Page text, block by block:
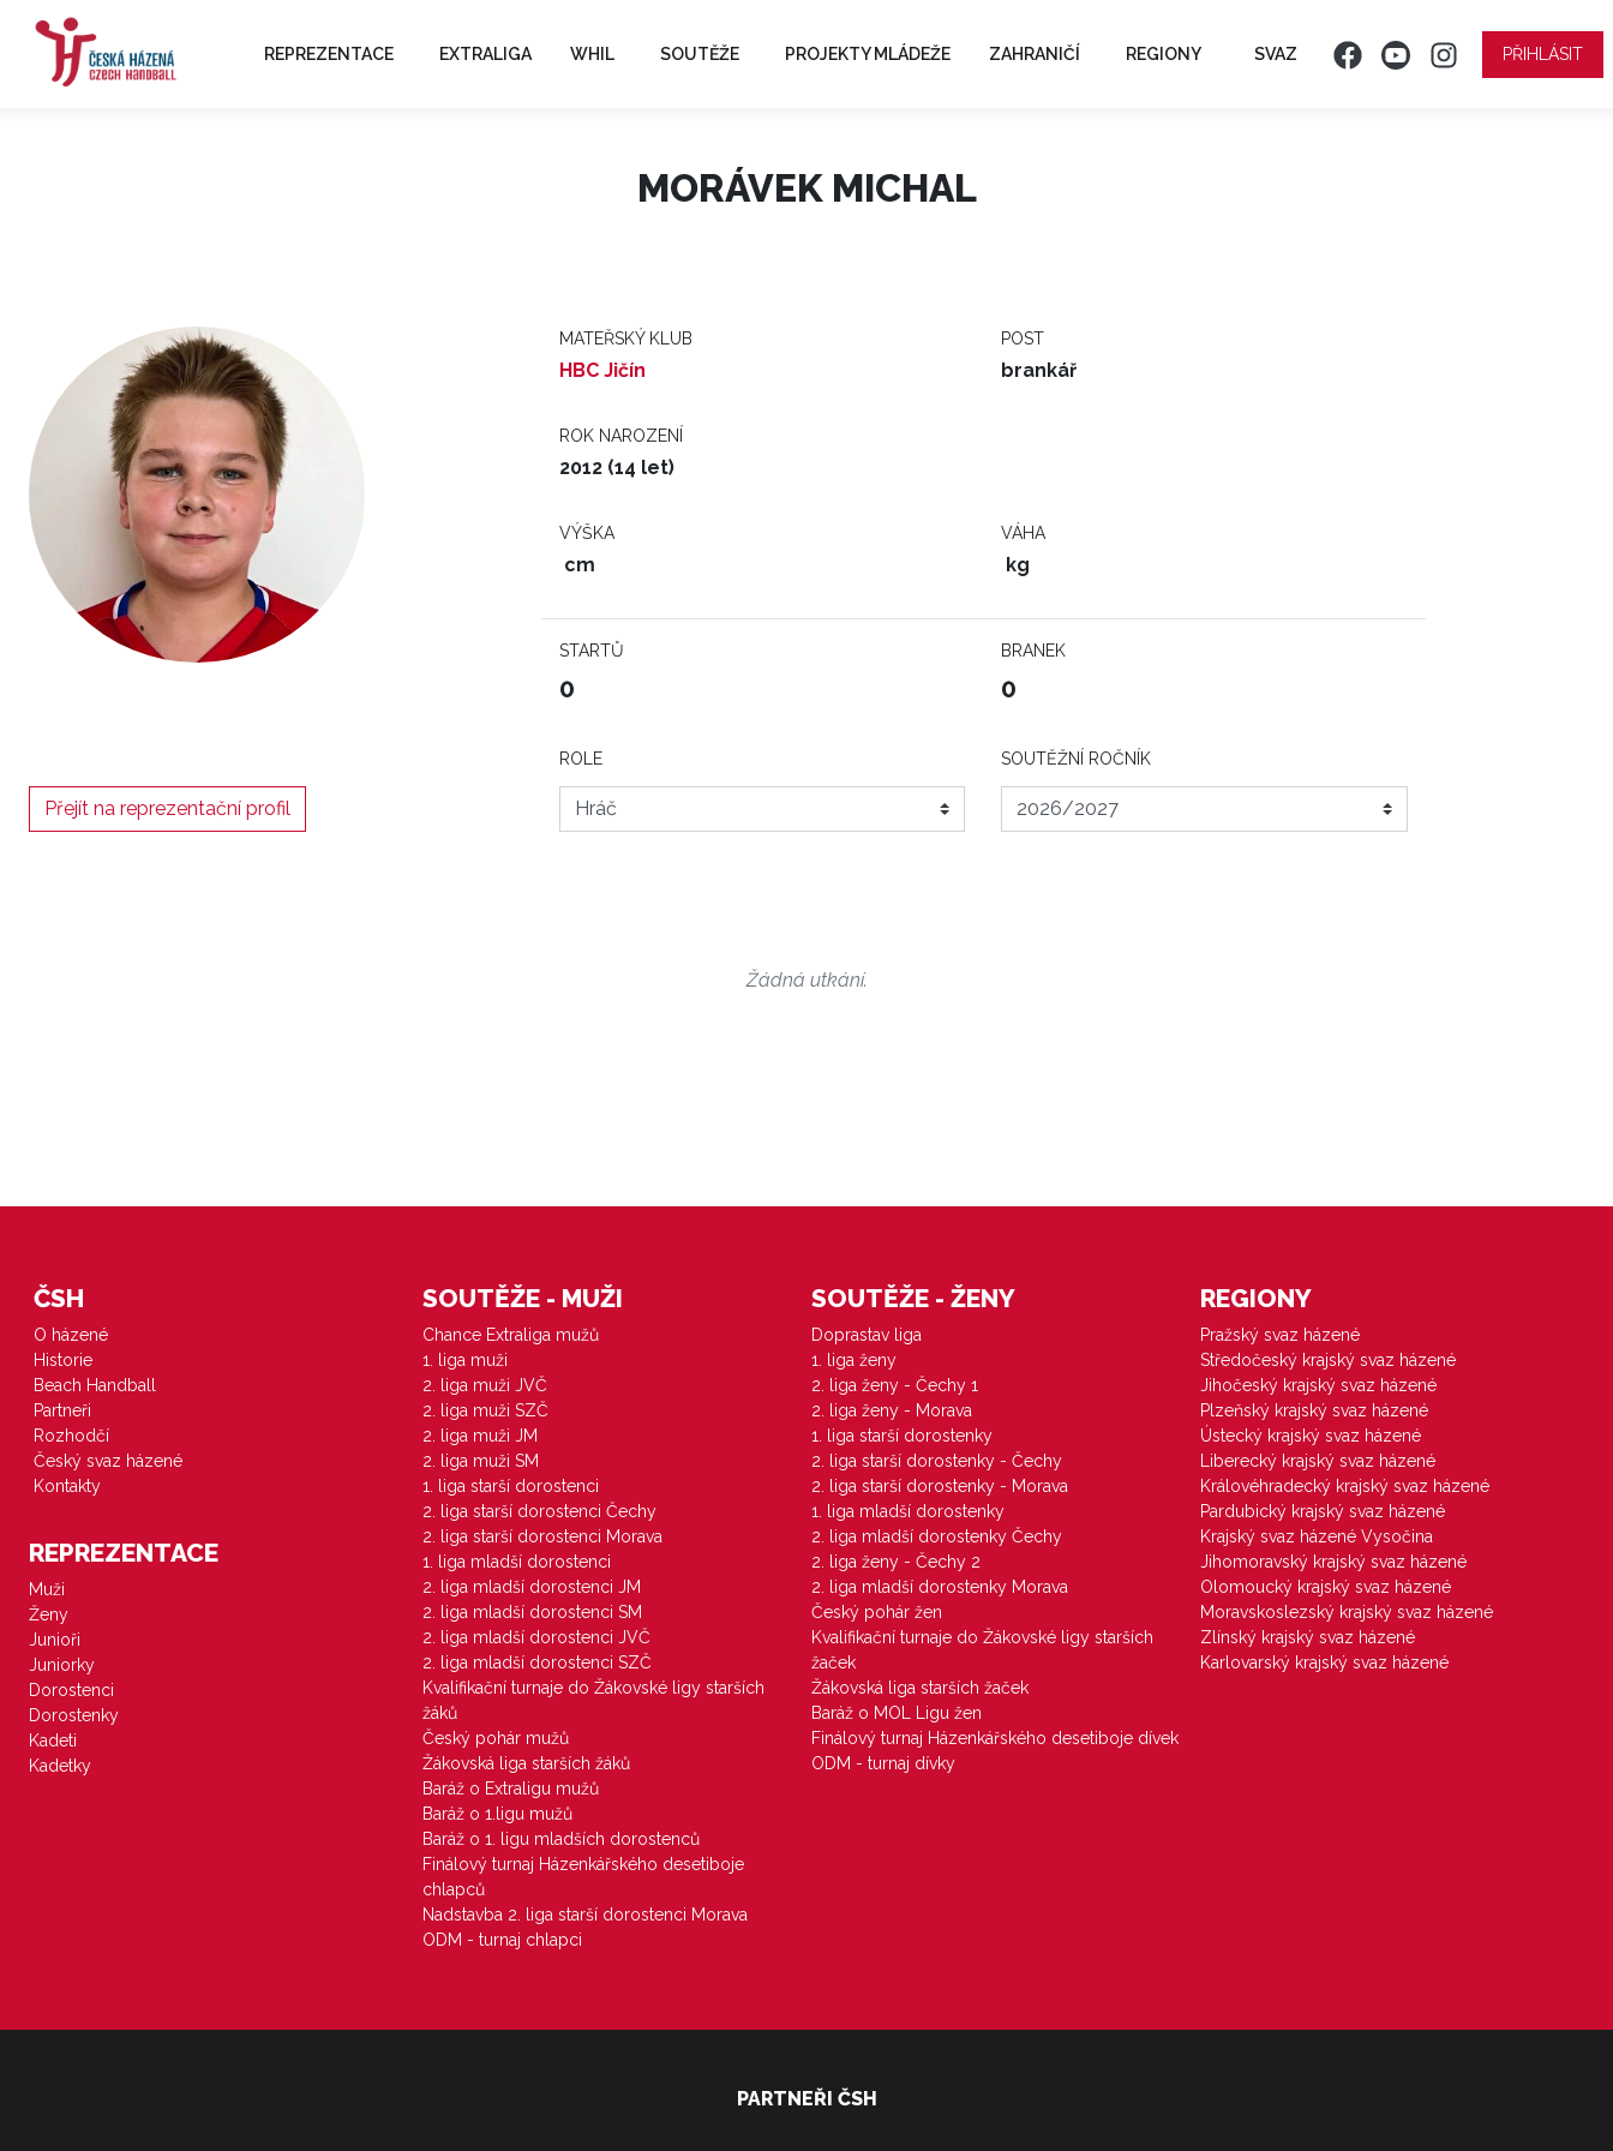
REPREZENTACE EXTRALIGA WHIL SOUTĚŽE PROJEKTY MLÁDEŽE ZAHRANIČÍ REGIONY SVAZ PŘIHLÁSIT
MORÁVEK MICHAL
MATEŘSKÝ KLUB
HBC Jičín
POST
brankář
ROK NAROZENÍ
2012 (14 let)
VÝŠKA
cm
VÁHA
kg
STARTŮ
0
BRANEK
0
Přejít na reprezentační profil
ROLE SOUTĚŽNÍ ROČNÍK
Žádná utkání.
ČSH
O házené
Historie
Beach Handball
Partneři
Rozhodčí
Český svaz házené
Kontakty
REPREZENTACE
Muži
Ženy
Junioři
Juniorky
Dorostenci
Dorostenky
Kadeti
Kadetky
SOUTĚŽE - MUŽI
Chance Extraliga mužů
1. liga muži
2. liga muži JVČ
2. liga muži SZČ
2. liga muži JM
2. liga muži SM
1. liga starší dorostenci
2. liga starší dorostenci Čechy
2. liga starší dorostenci Morava
1. liga mladší dorostenci
2. liga mladší dorostenci JM
2. liga mladší dorostenci SM
2. liga mladší dorostenci JVČ
2. liga mladší dorostenci SZČ
Kvalifikační turnaje do Žákovské ligy starších
žáků
Český pohár mužů
Žákovská liga starších žáků
Baráž o Extraligu mužů
Baráž o 1.ligu mužů
Baráž o 1. ligu mladších dorostenců
Finálový turnaj Házenkářského desetiboje
chlapců
Nadstavba 2. liga starší dorostenci Morava
ODM - turnaj chlapci
SOUTĚŽE - ŽENY
Doprastav liga
1. liga ženy
2. liga ženy - Čechy 1
2. liga ženy - Morava
1. liga starší dorostenky
2. liga starší dorostenky - Čechy
2. liga starší dorostenky - Morava
1. liga mladší dorostenky
2. liga mladší dorostenky Čechy
2. liga ženy - Čechy 2
2. liga mladší dorostenky Morava
Český pohár žen
Kvalifikační turnaje do Žákovské ligy starších
žaček
Žákovská liga starších žaček
Baráž o MOL Ligu žen
Finálový turnaj Házenkářského desetiboje dívek
ODM - turnaj dívky
REGIONY
Pražský svaz házené
Středočeský krajský svaz házené
Jihočeský krajský svaz házené
Plzeňský krajský svaz házené
Ústecký krajský svaz házené
Liberecký krajský svaz házené
Královéhradecký krajský svaz házené
Pardubický krajský svaz házené
Krajský svaz házené Vysočina
Jihomoravský krajský svaz házené
Olomoucký krajský svaz házené
Moravskoslezský krajský svaz házené
Zlínský krajský svaz házené
Karlovarský krajský svaz házené
PARTNEŘI ČSH